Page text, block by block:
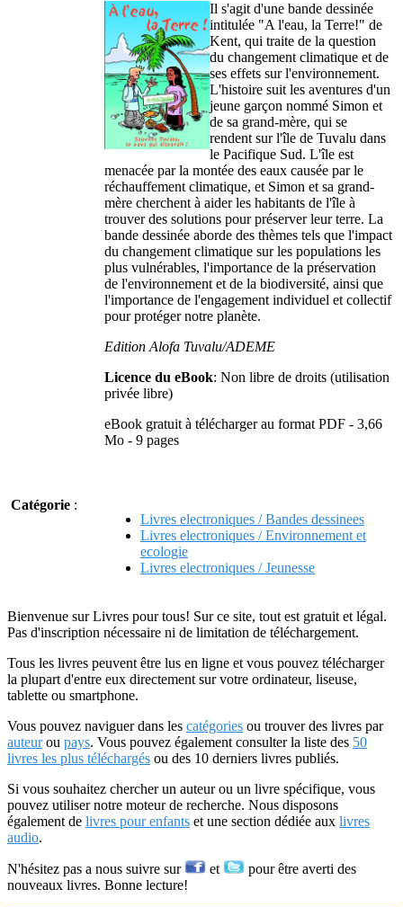
Il s'agit d'une bande dessinée
intitulée "A l'eau, la Terre!" de
Kent, qui traite de la question
du changement climatique et de
ses effets sur l'environnement.
L'histoire suit les aventures d'un
jeune garçon nommé Simon et
de sa grand-mère, qui se
rendent sur l'île de Tuvalu dans
le Pacifique Sud. L'île est
menacée par la montée des eaux causée par le
réchauffement climatique, et Simon et sa grand-
mère cherchent à aider les habitants de l'île à
trouver des solutions pour préserver leur terre. La
bande dessinée aborde des thèmes tels que l'impact
du changement climatique sur les populations les
plus vulnérables, l'importance de la préservation
de l'environnement et de la biodiversité, ainsi que
l'importance de l'engagement individuel et collectif
pour protéger notre planète.
Edition Alofa Tuvalu/ADEME
Licence du eBook: Non libre de droits (utilisation
privée libre)
eBook gratuit à télécharger au format PDF - 3,66
Mo - 9 pages
Catégorie :
Livres electroniques / Bandes dessinees
Livres electroniques / Environnement et
ecologie
Livres electroniques / Jeunesse
Bienvenue sur Livres pour tous! Sur ce site, tout est gratuit et légal.
Pas d'inscription nécessaire ni de limitation de téléchargement.
Tous les livres peuvent être lus en ligne et vous pouvez télécharger
la plupart d'entre eux directement sur votre ordinateur, liseuse,
tablette ou smartphone.
Vous pouvez naviguer dans les catégories ou trouver des livres par
auteurou pays. Vous pouvez également consulter la liste des 50
livres les plus téléchargés ou des 10 derniers livres publiés.
Si vous souhaitez chercher un auteur ou un livre spécifique, vous
pouvez utiliser notre moteur de recherche. Nous disposons
également de livres pour enfants et une section dédiée aux livres
audio.
N'hésitez pas a nous suivre sur et
pour être averti des
nouveaux livres. Bonne lecture!